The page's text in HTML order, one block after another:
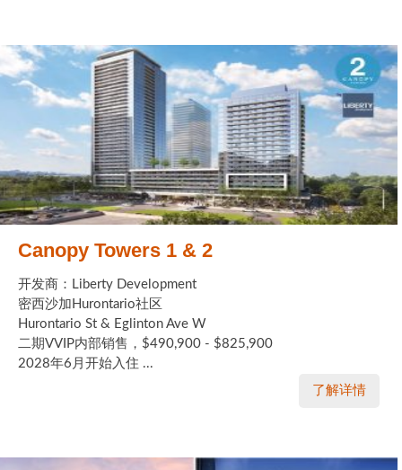
Canopy Towers 1 & 2
开发商：Liberty Development
密西沙加Hurontario社区
Hurontario St & Eglinton Ave W
二期VVIP内部销售，$490,900 - $825,900
2028年6月开始入住 ...
了解详情